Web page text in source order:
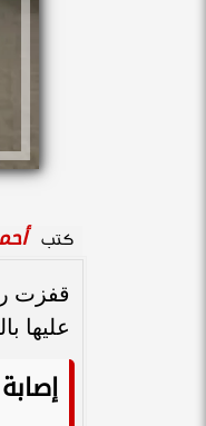
كتب
قفزت
عليها